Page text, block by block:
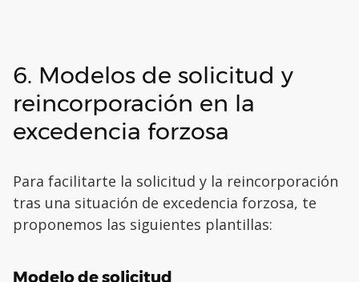
6. Modelos de solicitud y
reincorporación en la
excedencia forzosa
Para facilitarte la solicitud y la reincorporación
tras una situación de excedencia forzosa, te
proponemos las siguientes plantillas:
Modelo de solicitud